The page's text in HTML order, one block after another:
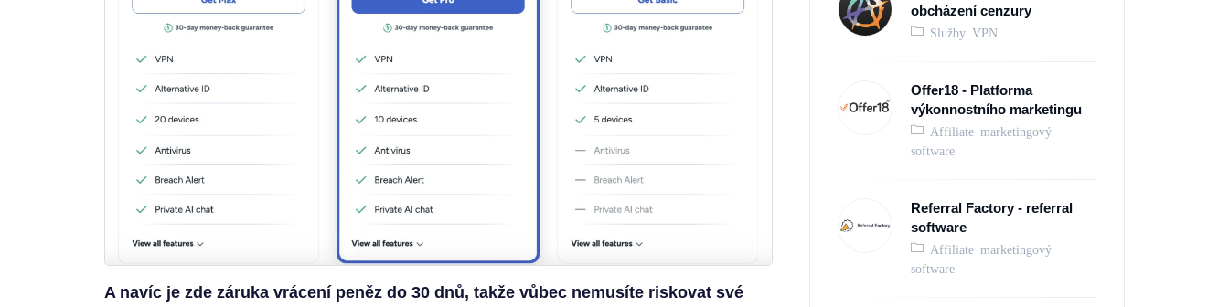
A navíc je zde záruka vrácení peněz do 30 dnů, takže vůbec nemusíte riskovat své
obcházení cenzury
Služby VPN
Offer18 - Platforma
výkonnostního marketingu
Affiliate marketingový
software
Referral Factory - referral
software
Affiliate marketingový
software